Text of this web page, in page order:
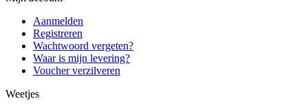
Aanmelden
Registreren
Wachtwoord vergeten?
Waar is mijn levering?
Voucher verzilveren
Weetjes